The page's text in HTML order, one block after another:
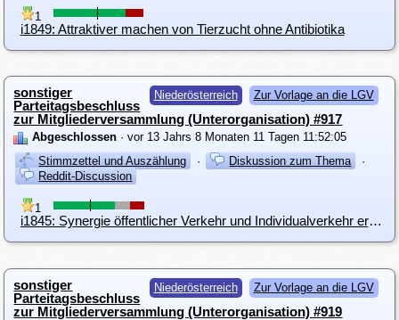
1
i1849: Attraktiver machen von Tierzucht ohne Antibiotika
Niederösterreich Zur Vorlage an die LGV
sonstiger
Parteitagsbeschluss
zur Mitgliederversammlung (Unterorganisation) #917
Abgeschlossen · vor 13 Jahrs 8 Monaten 11 Tagen 11:52:05
Stimmzettel und Auszählung
· Diskussion zum Thema
·
Reddit-Discussion
1
i1845: Synergie öffentlicher Verkehr und Individualverkehr erkennen, nutzen und finanzieren
Niederösterreich Zur Vorlage an die LGV
sonstiger
Parteitagsbeschluss
zur Mitgliederversammlung (Unterorganisation) #919